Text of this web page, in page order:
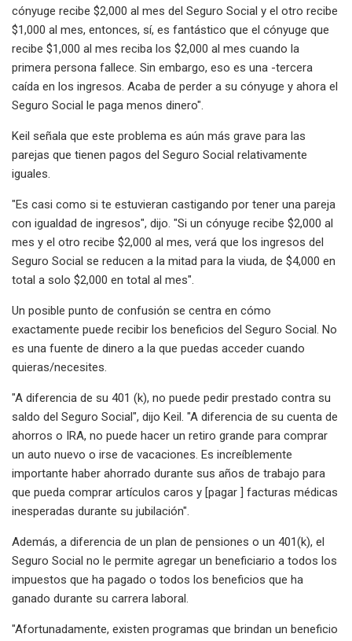
cónyuge recibe $2,000 al mes del Seguro Social y el otro recibe
$1,000 al mes, entonces, sí, es fantástico que el cónyuge que
recibe $1,000 al mes reciba los $2,000 al mes cuando la
primera persona fallece. Sin embargo, eso es una -tercera
caída en los ingresos. Acaba de perder a su cónyuge y ahora el
Seguro Social le paga menos dinero".
Keil señala que este problema es aún más grave para las
parejas que tienen pagos del Seguro Social relativamente
iguales.
"Es casi como si te estuvieran castigando por tener una pareja
con igualdad de ingresos", dijo. "Si un cónyuge recibe $2,000 al
mes y el otro recibe $2,000 al mes, verá que los ingresos del
Seguro Social se reducen a la mitad para la viuda, de $4,000 en
total a solo $2,000 en total al mes".
Un posible punto de confusión se centra en cómo
exactamente puede recibir los beneficios del Seguro Social. No
es una fuente de dinero a la que puedas acceder cuando
quieras/necesites.
"A diferencia de su 401 (k), no puede pedir prestado contra su
saldo del Seguro Social", dijo Keil. "A diferencia de su cuenta de
ahorros o IRA, no puede hacer un retiro grande para comprar
un auto nuevo o irse de vacaciones. Es increíblemente
importante haber ahorrado durante sus años de trabajo para
que pueda comprar artículos caros y [pagar ] facturas médicas
inesperadas durante su jubilación".
Además, a diferencia de un plan de pensiones o un 401(k), el
Seguro Social no le permite agregar un beneficiario a todos los
impuestos que ha pagado o todos los beneficios que ha
ganado durante su carrera laboral.
"Afortunadamente, existen programas que brindan un beneficio